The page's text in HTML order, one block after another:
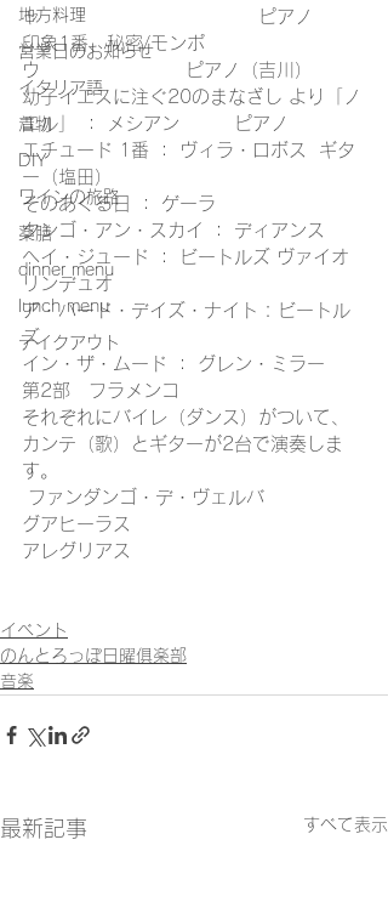
地方料理
営業日のお知らせ
イタリア語
着物
DIY
ワインの旅路
薬膳
dinner menu
lunch menu
テイクアウト
ャ　　　　　　　　　　　　ピアノ
印象1番、秘密/モンポ
ウ　　　　　　　　ピアノ（吉川）
幼子イエスに注ぐ20のまなざし より「ノ
エル」 ： メシアン　　　ピアノ
エチュード 1番 ： ヴィラ・ロボス  ギタ
ー（塩田）
そのあくる日 ： ゲーラ
タンゴ・アン・スカイ ： ディアンス
ヘイ・ジュード ： ビートルズ ヴァイオ
リンデュオ
ア・ハード・デイズ・ナイト : ビートル
ズ
イン・ザ・ムード ： グレン・ミラー
第2部　フラメンコ
それぞれにバイレ（ダンス）がついて、
カンテ（歌）とギターが2台で演奏しま
す。
ファンダンゴ・デ・ヴェルバ
グアヒーラス
アレグリアス
イベント
のんとろっぽ日曜俱楽部
音楽
最新記事 すべて表示